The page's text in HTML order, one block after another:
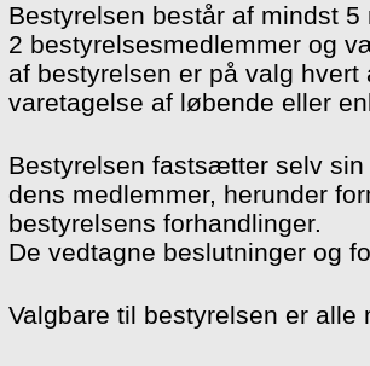
Bestyrelsen består af mindst
2 bestyrelsesmedlemmer og
af bestyrelsen er på valg
varetagelse af løbende eller
Bestyrelsen fastsætter selv
dens medlemmer, herunder
bestyrelsens forhandlinger.
De vedtagne beslutninger og
Valgbare til bestyrelsen er